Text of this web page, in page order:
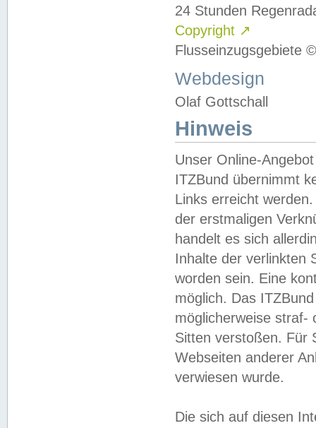
24 Stunden
Copyright ↗
Flusseinzugsgebiete
Webdesign
Olaf Gottschall
Hinweis
Unser Online-
ITZBund übernimmt
Links erreicht
der erstmaligen
handelt es sich
Inhalte der verlinkten
worden sein. Eine
möglich. Das
möglicherweise straf-
Sitten verstoßen. Für
Webseiten anderer
verwiesen wurde.
Die sich auf diesen